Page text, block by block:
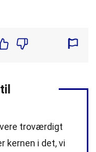
troværdigt
kernen i det, vi